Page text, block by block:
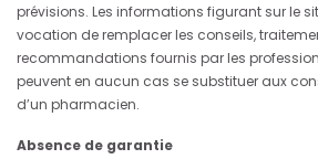
prévisions. Les informations figurant sur le
vocation de remplacer les conseils,
recommandations fournis par les
peuvent en aucun cas se substituer aux
d’un pharmacien.
Absence de garantie